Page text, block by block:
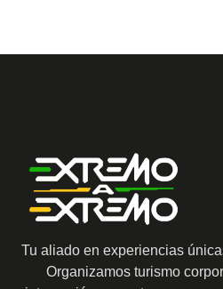
Tu aliado en experiencias
Organizamos turismo